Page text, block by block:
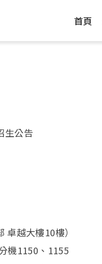
首頁
生公告
越大樓10樓）
機1150、1155